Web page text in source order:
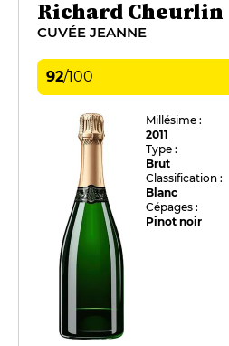
Richard Cheurlin
CUVÉE JEANNE
92/100
Millésime :
2011
Type :
Brut
Classification :
Blanc
Cépages :
Pinot noir